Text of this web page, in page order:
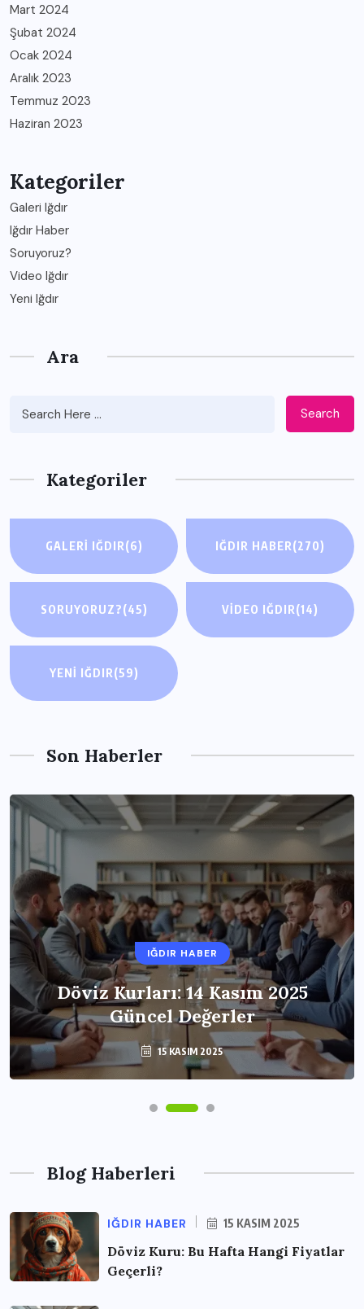
Mart 2024
Şubat 2024
Ocak 2024
Aralık 2023
Temmuz 2023
Haziran 2023
Kategoriler
Galeri Iğdır
Iğdır Haber
Soruyoruz?
Video Iğdır
Yeni Iğdır
Ara
Search
Kategoriler
GALERI IĞDIR(6) IĞDIR HABER(270)
SORUYORUZ?(45) VIDEO IĞDIR(14)
YENI IĞDIR(59)
Son Haberler
IĞDIR HABER
Döviz Kurları: 14 Kasım 2025
Güncel Değerler
15 KASIM 2025
Blog Haberleri
IĞDIR HABER 15 KASIM 2025
Döviz Kuru: Bu Hafta Hangi Fiyatlar
Geçerli?